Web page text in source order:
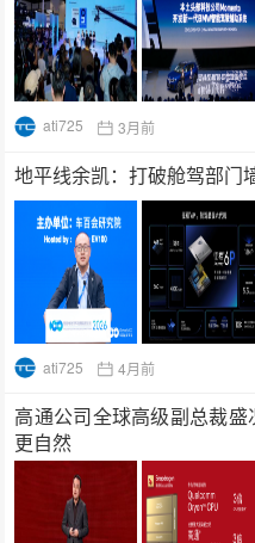
ati725 3月前
地平线余凯：打破舱驾部门
ati725 4月前
高通公司全球高级副总裁
更自然